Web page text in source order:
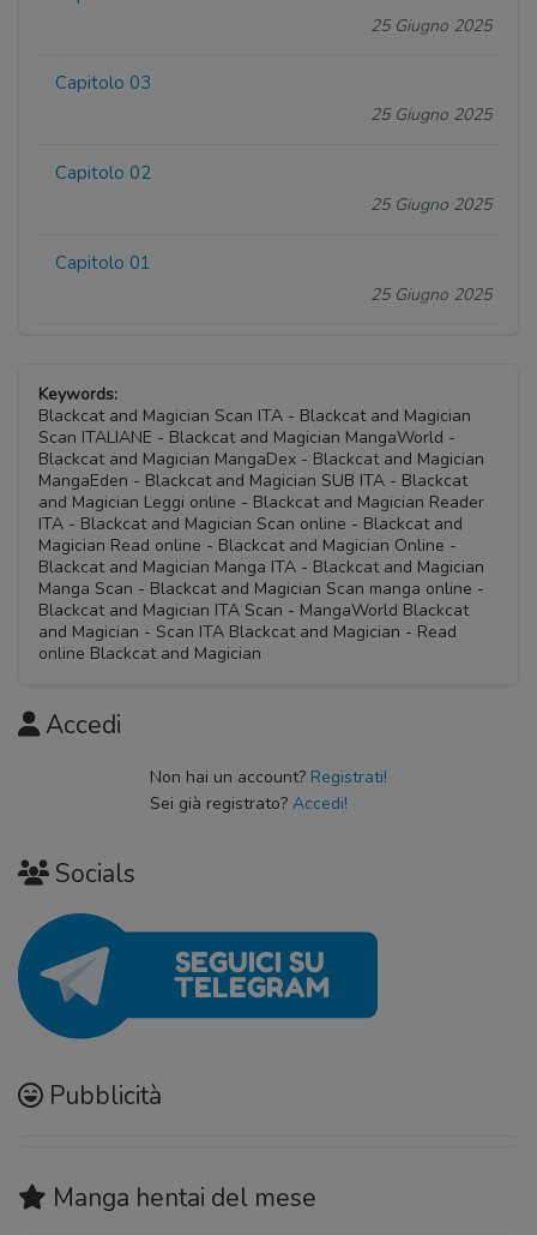
25 Giugno 2025
Capitolo 03
25 Giugno 2025
Capitolo 02
25 Giugno 2025
Capitolo 01
25 Giugno 2025
Keywords:
Blackcat and Magician Scan ITA - Blackcat and Magician
Scan ITALIANE - Blackcat and Magician MangaWorld -
Blackcat and Magician MangaDex - Blackcat and Magician
MangaEden - Blackcat and Magician SUB ITA - Blackcat
and Magician Leggi online - Blackcat and Magician Reader
ITA - Blackcat and Magician Scan online - Blackcat and
Magician Read online - Blackcat and Magician Online -
Blackcat and Magician Manga ITA - Blackcat and Magician
Manga Scan - Blackcat and Magician Scan manga online -
Blackcat and Magician ITA Scan - MangaWorld Blackcat
and Magician - Scan ITA Blackcat and Magician - Read
online Blackcat and Magician
Accedi
Non hai un account? Registrati!
Sei già registrato? Accedi!
Socials
Pubblicità
Manga hentai del mese